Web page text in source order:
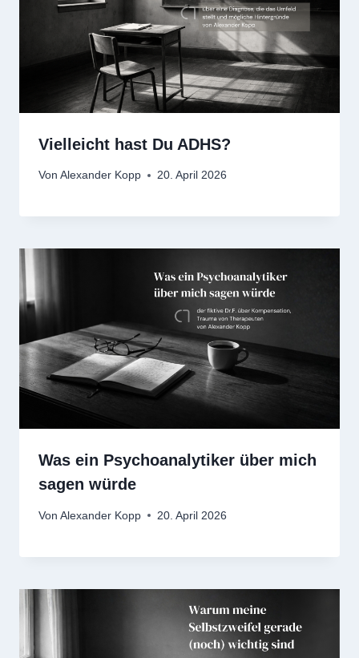
Vielleicht hast Du ADHS?
Von Alexander Kopp 20. April 2026
Was ein Psychoanalytiker über mich
sagen würde
Von Alexander Kopp 20. April 2026